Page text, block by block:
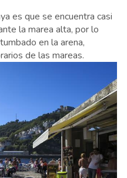
es que se encuentra casi
la marea alta, por lo
en la arena,
de las mareas.